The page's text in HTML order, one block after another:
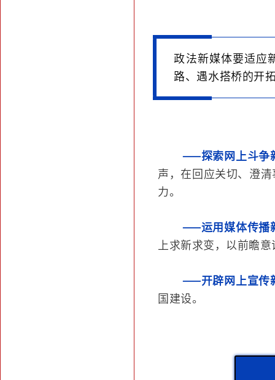
政法新媒体要适应
路、遇水搭桥的开
——探索网上斗争
声，在回应关切、澄
力。
——运用媒体传播
上求新求变，以前瞻
——开辟网上宣传
国建设。